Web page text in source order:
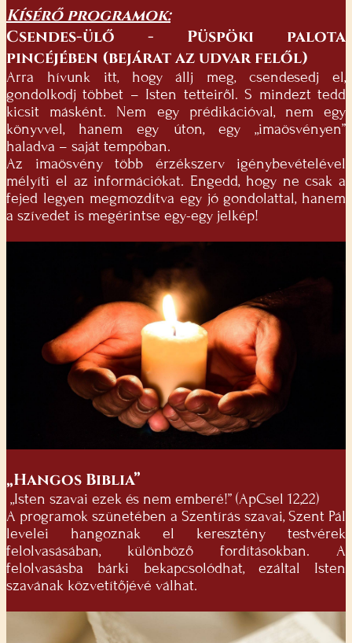
Kísérő programok:
Csendes-ülő - Püspöki palota
pincéjében (bejárat az udvar felől)
Arra hívunk itt, hogy állj meg, csendesedj el,
gondolkodj többet – Isten tetteiről. S mindezt tedd
kicsit másként. Nem egy prédikációval, nem egy
könyvvel, hanem egy úton, egy „imaösvényen”
haladva – saját tempóban.
Az imaösvény több érzékszerv igénybevételével
mélyíti el az információkat. Engedd, hogy ne csak a
fejed legyen megmozdítva egy jó gondolattal, hanem
a szívedet is megérintse egy-egy jelkép!
„Hangos Biblia”
„Isten szavai ezek és nem emberé!” (ApCsel 12,22)
A programok szünetében a Szentírás szavai, Szent Pál
levelei hangoznak el keresztény testvérek
felolvasásában, különböző fordításokban. A
felolvasásba bárki bekapcsolódhat, ezáltal Isten
szavának közvetítőjévé válhat.